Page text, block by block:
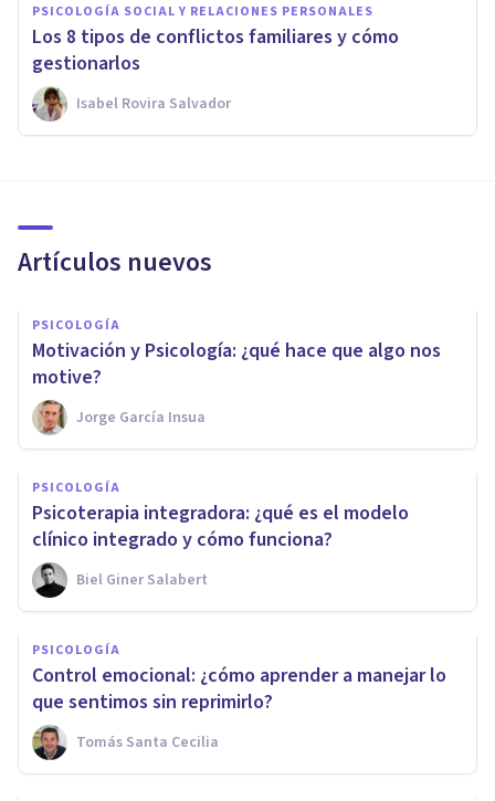
PSICOLOGÍA SOCIAL Y RELACIONES PERSONALES
Los 8 tipos de conflictos familiares y cómo
gestionarlos
Isabel Rovira Salvador
Artículos nuevos
PSICOLOGÍA
Motivación y Psicología: ¿qué hace que algo nos
motive?
Jorge García Insua
PSICOLOGÍA
Psicoterapia integradora: ¿qué es el modelo
clínico integrado y cómo funciona?
Biel Giner Salabert
PSICOLOGÍA
Control emocional: ¿cómo aprender a manejar lo
que sentimos sin reprimirlo?
Tomás Santa Cecilia